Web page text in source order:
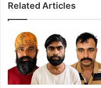
Related Articles